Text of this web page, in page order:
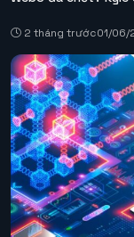
2 tháng trước01/06/